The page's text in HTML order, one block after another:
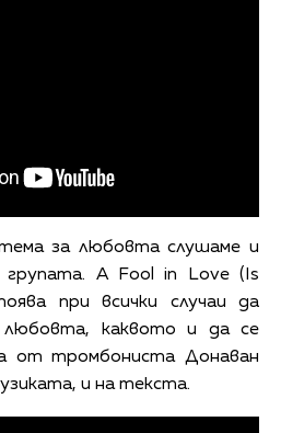
за любовта слушаме и
групата. A Fool in Love (Is
при всички случаи да
любовта, каквото и да се
от тромбониста Донаван
и на текста.